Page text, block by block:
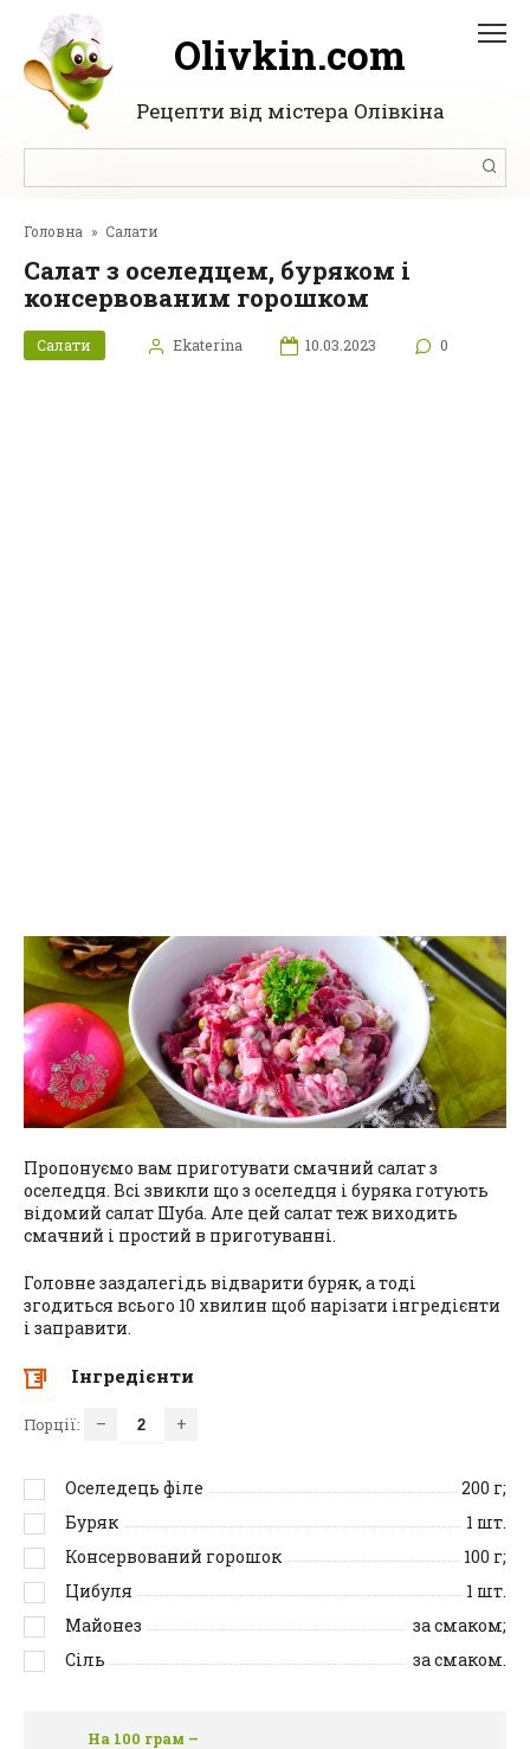
Перейти
вмісту
Olivkin.com
Рецепти від містера Олівкіна
Головна » Салати
Салат з оселедцем, буряком і
консервованим горошком
Салати Ekaterina 10.03.2023 0
Пропонуємо вам приготувати смачний салат з
оселедця. Всі звикли що з оселедця і буряка готують
відомий салат Шуба. Але цей салат теж виходить
смачний і простий в приготуванні.
Головне заздалегідь відварити буряк, а тоді
згодиться всього 10 хвилин щоб нарізати інгредієнти
і заправити.
Інгредієнти
Порції: – +
Оселедець філе 200 г;
Буряк
1 шт.
Консервований горошок
100 г;
Цибуля
1 шт.
Майонез
за смаком;
Сіль
за смаком.
На 100 грам –